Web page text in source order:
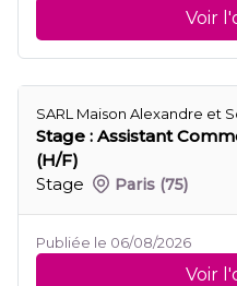
Voir
SARL Maison Alexandre et
Stage : Assistant
(H/F)
Stage
Paris (75)
Publiée le 06/08/2026
Voir